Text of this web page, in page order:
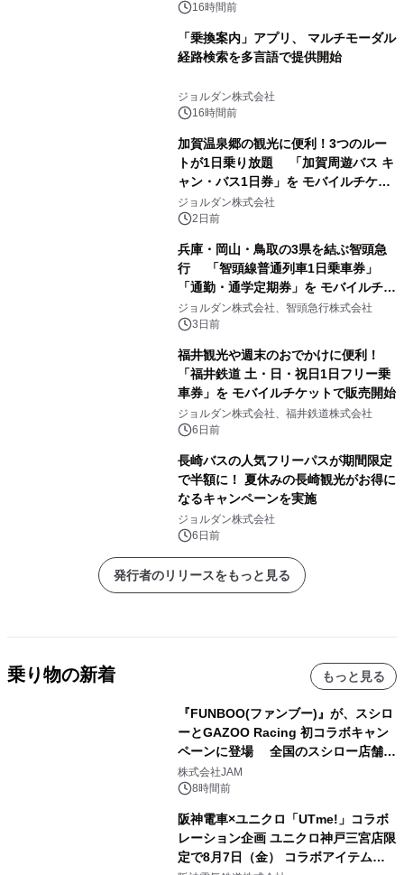
16時間前
「乗換案内」アプリ、 マルチモーダル
経路検索を多言語で提供開始
ジョルダン株式会社
16時間前
加賀温泉郷の観光に便利！3つのルー
トが1日乗り放題 「加賀周遊バス キ
ャン・バス1日券」を モバイルチケッ
トで販売開始
ジョルダン株式会社
2日前
兵庫・岡山・鳥取の3県を結ぶ智頭急
行 「智頭線普通列車1日乗車券」
「通勤・通学定期券」を モバイルチケ
ットで販売開始
ジョルダン株式会社、智頭急行株式会社
3日前
福井観光や週末のおでかけに便利！
「福井鉄道 土・日・祝日1日フリー乗
車券」を モバイルチケットで販売開始
ジョルダン株式会社、福井鉄道株式会社
6日前
長崎バスの人気フリーパスが期間限定
で半額に！ 夏休みの長崎観光がお得に
なるキャンペーンを実施
ジョルダン株式会社
6日前
発行者のリリースをもっと見る
乗り物の新着 もっと見る
『FUNBOO(ファンブー)』が、スシロ
ーとGAZOO Racing 初コラボキャン
ペーンに登場 全国のスシロー店舗で
GR 4車種の FUNBOO(ミニカー)付き
メニューが展開されます
株式会社JAM
8時間前
阪神電車×ユニクロ「UTme!」コラボ
レーション企画 ユニクロ神戸三宮店限
定で8月7日（金） コラボアイテムが